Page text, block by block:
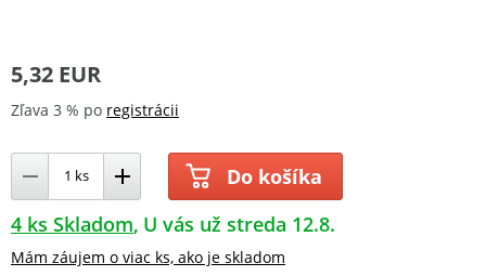
5,32 EUR
Zľava 3 % po registrácii
Do košíka
4 ks Skladom U vás už streda 12.8.
Mám záujem o viac ks, ako je skladom